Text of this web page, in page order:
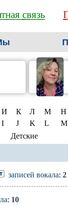
связь
И К Л М Н
I J K L M
Детские
записей вокала: 2
: 10